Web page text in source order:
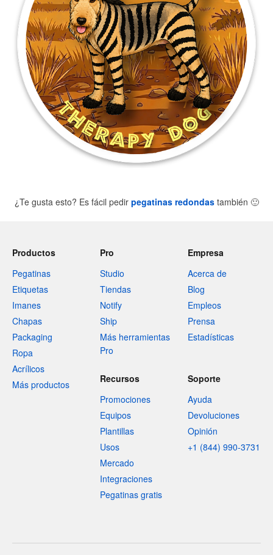
¿Te gusta esto? Es fácil pedir pegatinas redondastambién 🙂
Productos
Pegatinas
Etiquetas
Imanes
Chapas
Packaging
Ropa
Acrílicos
Más productos
Pro
Studio
Tiendas
Notify
Ship
Más herramientas
Pro
Empresa
Acerca de
Blog
Empleos
Prensa
Estadísticas
Recursos
Promociones
Equipos
Plantillas
Usos
Mercado
Integraciones
Pegatinas gratis
Soporte
Ayuda
Devoluciones
Opinión
+1 (844) 990-3731